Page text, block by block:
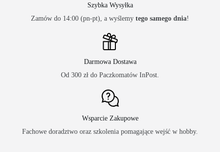
Szybka Wysyłka
Zamów do 14:00 (pn-pt), a wyślemy tego samego dnia!
Darmowa Dostawa
Od 300 zł do Paczkomatów InPost.
Wsparcie Zakupowe
Fachowe doradztwo oraz szkolenia pomagające wejść w hobby.